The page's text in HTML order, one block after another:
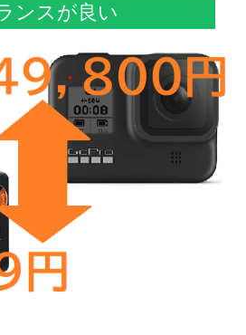
ンスが良い